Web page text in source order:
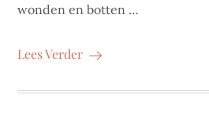
wonden en botten …
Lees Verder